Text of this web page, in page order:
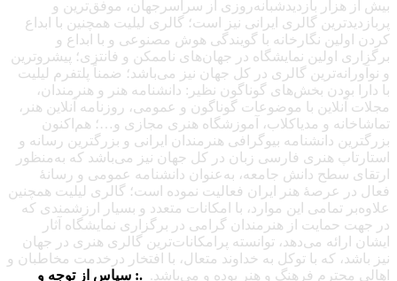
بیش از هزار بازدیدشبانه‌روزی از سراسرجهان، موفق‌ترین و
پربازدیدترین گالری ایرانی نیز است؛ گالری لیلیت همچنین با ابداع
کردن اولین نگارخانه با گویندگی هوش مصنوعی و با ابداع و
برگزاری اولین نمایشگاه در جهان‌های ناممکن و فانتزی؛ پیشروترین
و نوآورانه‌ترین گالری در کل جهان نیز می‌باشد؛ ضمناً پلتفرم لیلیت
با دارا بودن بخش‌های گوناگون نظیر: دانشنامه هنر و هنرمندان،
مجلات آنلاین با موضوعات گوناگون و عمومی، روزنامه آنلاین هنر،
تماشاخانه و مدیاکلاب، آموزشگاه هنری مجازی و…؛ هم‌اکنون
بزرگترین دانشنامه بیوگرافی هنرمندان ایرانی و بزرگترین رسانه و
استارتاپ هنری فارسی زبان در کل جهان نیز می‌باشد که به‌منظور
ارتقای سطح دانش جامعه، به‌عنوان دانشنامه عمومی و رسانهٔ
فعال در عرصهٔ هنر ایران فعالیت نموده است؛ گالری لیلیت همچنین
علاوه‌بر تمامی این موارد، با امکانات متعدد و بسیار ارزشمندی که
در جهت حمایت از هنرمندان گرامی در برگزاری نمایشگاه آثار
ایشان ارائه می‌دهد، توانسته پرامکانات‌ترین گالری هنری در جهان
نیز باشد، که با توکل به خداوند متعال، با افتخار درخدمت مخاطبان و
اهالی محترم فرهنگ و هنر بوده و می‌باشد. .: سپاس از توجه و